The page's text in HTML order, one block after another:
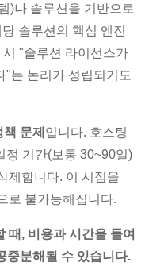
)나 솔루션을 기반으로
솔루션의 핵심 엔진
"솔루션 라이선스가
"는 논리가 성립되기도
문제 입니다. 호스팅
정 기간(보통 30~90일)
제합니다. 이 시점을
로 불가능해집니다.
때, 비용과 시간을 들여
중분해될 수 있습니다.